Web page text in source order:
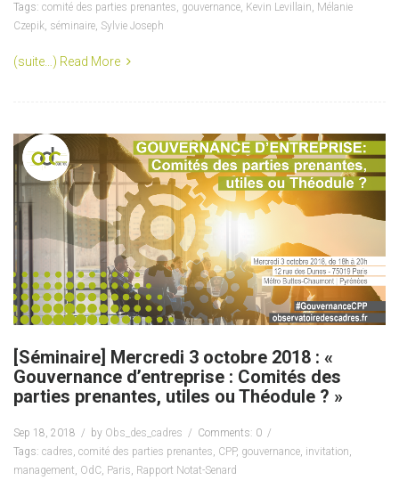
Tags: comité des parties prenantes, gouvernance, Kevin Levillain, Mélanie
Czepik, séminaire, Sylvie Joseph
(suite…) Read More
[Séminaire] Mercredi 3 octobre 2018 : «
Gouvernance d’entreprise : Comités des
parties prenantes, utiles ou Théodule ? »
Sep 18, 2018 by Obs_des_cadres
Comments: 0
Tags: cadres comité des parties prenantes CPP, gouvernance invitation
management OdC Paris Rapport Notat-Senard